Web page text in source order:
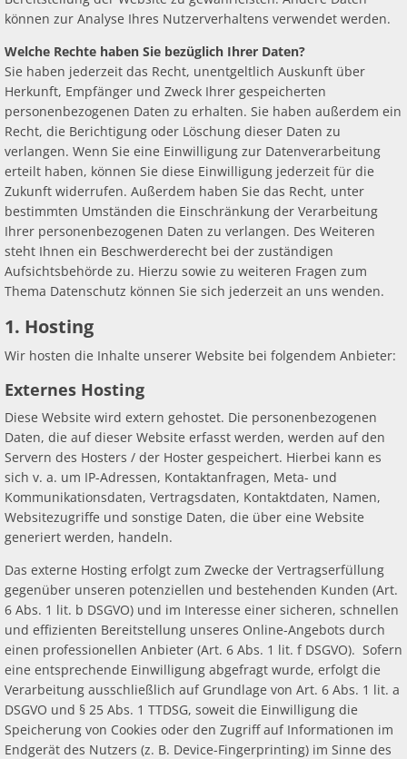
können zur Analyse Ihres Nutzerverhaltens verwendet werden.
Welche Rechte haben Sie bezüglich Ihrer Daten?
Sie haben jederzeit das Recht, unentgeltlich Auskunft über
Herkunft, Empfänger und Zweck Ihrer gespeicherten
personenbezogenen Daten zu erhalten. Sie haben außerdem ein
Recht, die Berichtigung oder Löschung dieser Daten zu
verlangen. Wenn Sie eine Einwilligung zur Datenverarbeitung
erteilt haben, können Sie diese Einwilligung jederzeit für die
Zukunft widerrufen. Außerdem haben Sie das Recht, unter
bestimmten Umständen die Einschränkung der Verarbeitung
Ihrer personenbezogenen Daten zu verlangen. Des Weiteren
steht Ihnen ein Beschwerderecht bei der zuständigen
Aufsichtsbehörde zu. Hierzu sowie zu weiteren Fragen zum
Thema Datenschutz können Sie sich jederzeit an uns wenden.
1. Hosting
Wir hosten die Inhalte unserer Website bei folgendem Anbieter:
Externes Hosting
Diese Website wird extern gehostet. Die personenbezogenen
Daten, die auf dieser Website erfasst werden, werden auf den
Servern des Hosters / der Hoster gespeichert. Hierbei kann es
sich v. a. um IP-Adressen, Kontaktanfragen, Meta- und
Kommunikationsdaten, Vertragsdaten, Kontaktdaten, Namen,
Websitezugriffe und sonstige Daten, die über eine Website
generiert werden, handeln.
Das externe Hosting erfolgt zum Zwecke der Vertragserfüllung
gegenüber unseren potenziellen und bestehenden Kunden (Art.
6 Abs. 1 lit. b DSGVO) und im Interesse einer sicheren, schnellen
und effizienten Bereitstellung unseres Online-Angebots durch
einen professionellen Anbieter (Art. 6 Abs. 1 lit. f DSGVO). Sofern
eine entsprechende Einwilligung abgefragt wurde, erfolgt die
Verarbeitung ausschließlich auf Grundlage von Art. 6 Abs. 1 lit. a
DSGVO und § 25 Abs. 1 TTDSG, soweit die Einwilligung die
Speicherung von Cookies oder den Zugriff auf Informationen im
Endgerät des Nutzers (z. B. Device-Fingerprinting) im Sinne des